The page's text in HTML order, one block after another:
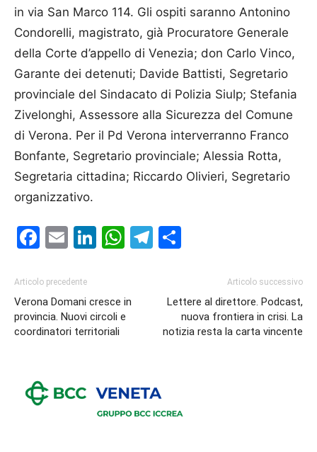
in via San Marco 114. Gli ospiti saranno Antonino
Condorelli, magistrato, già Procuratore Generale
della Corte d’appello di Venezia; don Carlo Vinco,
Garante dei detenuti; Davide Battisti, Segretario
provinciale del Sindacato di Polizia Siulp; Stefania
Zivelonghi, Assessore alla Sicurezza del Comune
di Verona. Per il Pd Verona interverranno Franco
Bonfante, Segretario provinciale; Alessia Rotta,
Segretaria cittadina; Riccardo Olivieri, Segretario
organizzativo.
Facebook
EmailLinkedIn
WhatsApp
Telegram
Articolo precedente
Verona Domani cresce in
provincia. Nuovi circoli e
coordinatori territoriali
Articolo successivo
Lettere al direttore. Podcast,
nuova frontiera in crisi. La
notizia resta la carta vincente